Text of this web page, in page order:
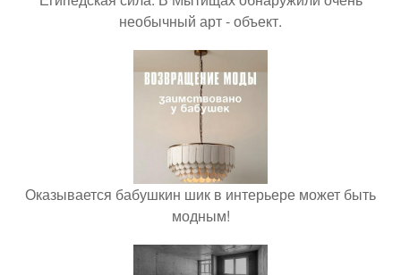
необычный арт - объект.
Оказывается бабушкин шик в интерьере может быть
модным!